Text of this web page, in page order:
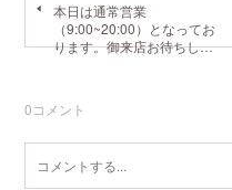
本日は通常営業
（9:00~20:00）となってお
ります。御来店お待ちし…
0コメント